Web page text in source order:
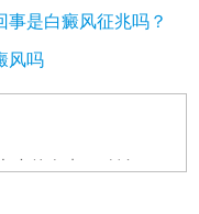
事是白癜风征兆吗？
风吗
是什么原因